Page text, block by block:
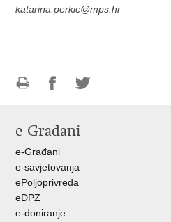
katarina.perkic@mps.hr
FacebookuTwitteru
e-Građani
e-Građani
e-savjetovanja
ePoljoprivreda
eDPZ
e-doniranje